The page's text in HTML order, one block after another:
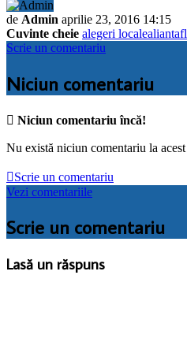
de Admin aprilie 23, 2016 14:15
Cuvinte cheie alegeri localealianta
Scrie un comentariu
Niciun comentariu
 Niciun comentariu încă!
Nu există niciun comentariu la
Scrie un comentariu
Vezi comentariile
Scrie un comentariu
Lasă un răspuns